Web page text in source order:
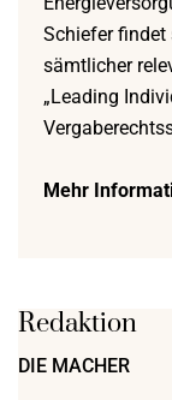
Schiefer
sämtlicher
„Leading
Mehr
Redaktion
DIE MACHER